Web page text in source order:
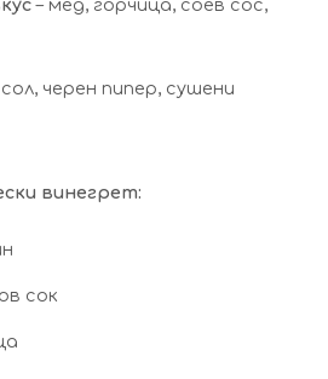
– мед, горчица, соев сос,
сол, черен пипер, сушени
винегрет:
сок